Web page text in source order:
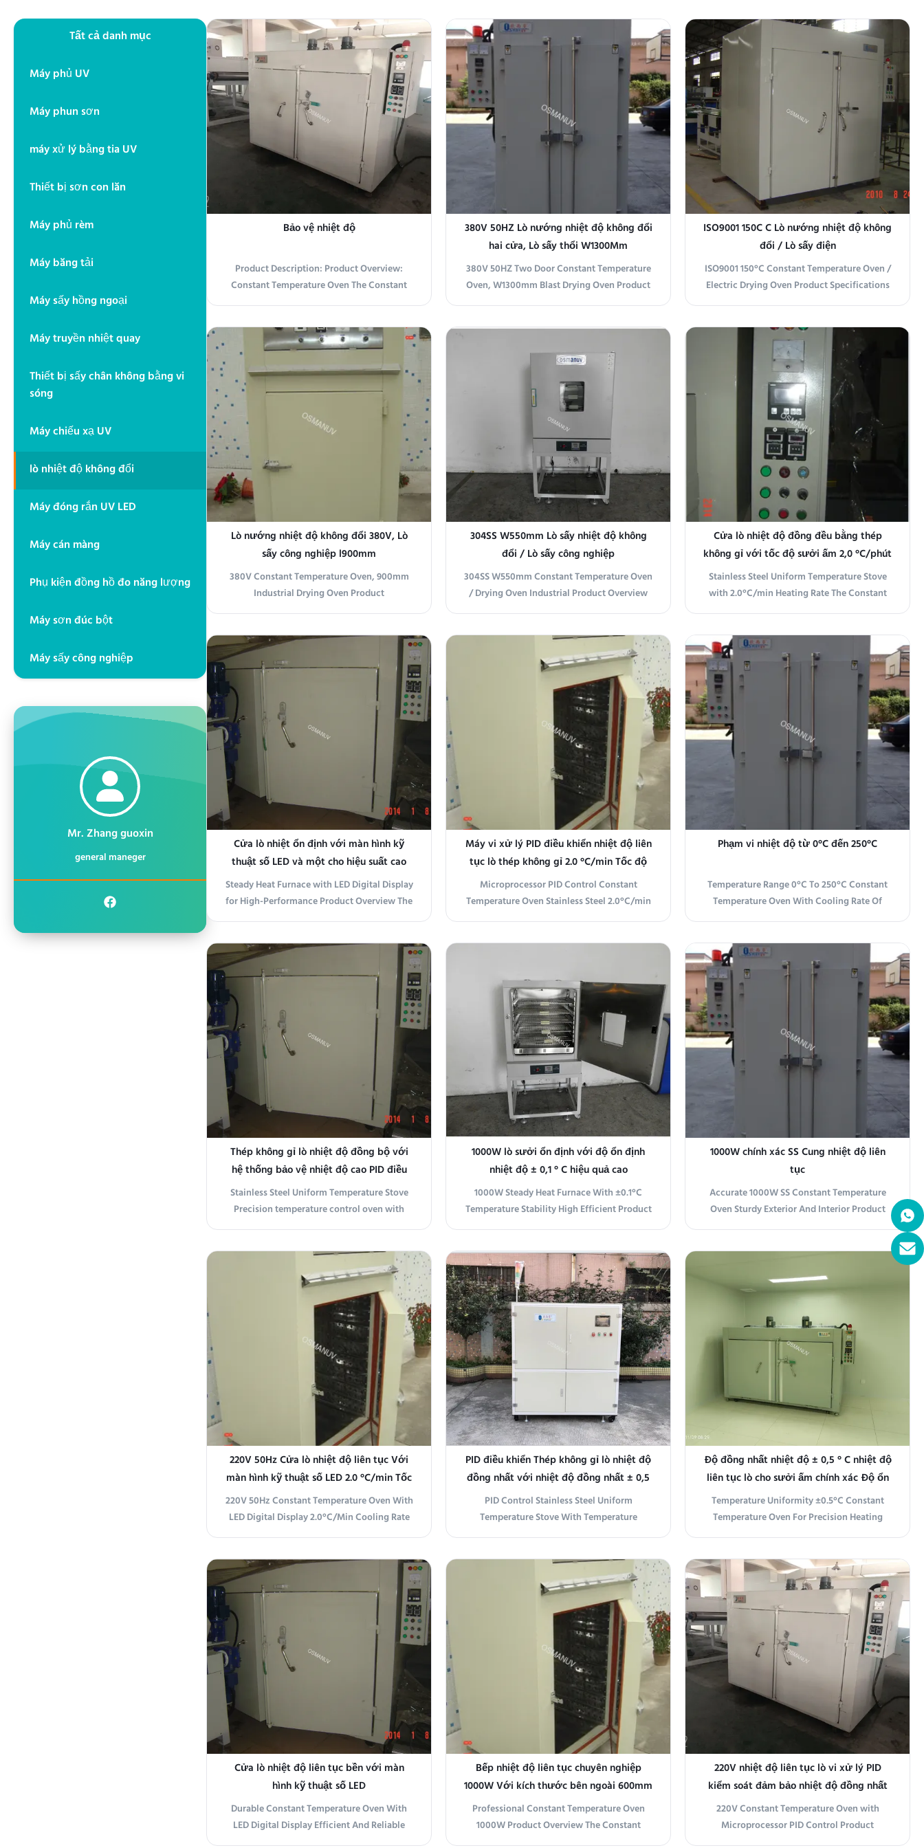
Tất cả danh mục
Máy phủ UV
Máy phun sơn
máy xử lý bằng tia UV
Thiết bị sơn con lăn
Máy phủ rèm
Máy băng tải
Máy sấy hồng ngoại
Máy truyền nhiệt quay
Thiết bị sấy chân không bằng vi
sóng
Máy chiếu xạ UV
lò nhiệt độ không đổi
Máy đóng rắn UV LED
Máy cán màng
Phụ kiện đồng hồ đo năng lượng
Máy sơn đúc bột
Máy sấy công nghiệp
Mr. Zhang guoxin
general maneger
Bảo vệ nhiệt độ
Product Description: Product Overview:
Constant Temperature Oven The Constant
Temperature Oven is a steady heat furnace
temperature-consistent environment for
various heating and drying processes. This
oven is designed to maintain a uniform heat
source, ensuring ...
380V 50HZ Lò nướng nhiệt độ không đổi
hai cửa, Lò sấy thổi W1300Mm
380V 50HZ Two Door Constant Temperature
Oven, W1300mm Blast Drying Oven Product
Specifications Equipment Name GX-RK-23
Supply AC380V 50HZ Internal Dimensions
900mm (width) × 1300mm (depth) × 1650mm
(height) 2 layers total Screen version: 790mm
(min width) - ...
ISO9001 150C C Lò nướng nhiệt độ không
đổi / Lò sấy điện
ISO9001 150°C Constant Temperature Oven /
Electric Drying Oven Product Specifications
Equipment Name OSM-JRKX-(300~2000)DZ
Supply AC380V 50HZ Internal Dimensions
900mm (width) × 1300mm (depth) × 1650mm
(height)2 layers totalScreen version: 790mm
(min width) ...
Lò nướng nhiệt độ không đổi 380V, Lò
sấy công nghiệp l900mm
380V Constant Temperature Oven, 900mm
Industrial Drying Oven Product
Specifications Equipment Name GX-RK-21
Supply AC380V 50HZ Internal Dimensions
900mm (width) × 1300mm (depth) × 1650mm
(height)2 layers totalScreen version: 790mm
(min width) - 880mm (max ...
304SS W550mm Lò sấy nhiệt độ không
đổi / Lò sấy công nghiệp
304SS W550mm Constant Temperature Oven
/ Drying Oven Industrial Product Overview
This industrial constant temperature oven is
numerical testing, research and
development applications. It supports
energy requirements of 50-800MJ/cm² and
can perform repeated ...
Cửa lò nhiệt độ đồng đều bằng thép
không gỉ với tốc độ sưởi ấm 2,0 °C/phút
Stainless Steel Uniform Temperature Stove
with 2.0°C/min Heating Rate The Constant
Temperature Oven is a high-quality
accurate temperature control. It is the ideal
solution for industries and research facilities
that require a uniform heating environment
Cửa lò nhiệt ổn định với màn hình kỹ
thuật số LED và một cho hiệu suất cao
Steady Heat Furnace with LED Digital Display
for High-Performance Product Overview The
Constant Temperature Oven is a highly
meet the needs of various industries for
precise and constant temperature control. It
is essential equipment for research
Máy vi xử lý PID điều khiển nhiệt độ liên
tục lò thép không gỉ 2.0 °C/min Tốc độ
làm mát
Microprocessor PID Control Constant
Temperature Oven Stainless Steel 2.0°C/min
Cooling Rate Product Overview The Constant
With its digital temperature control and
efficient ...
Phạm vi nhiệt độ từ 0°C đến 250°C
Temperature Range 0°C To 250°C Constant
Temperature Oven With Cooling Rate Of
2.0°C/min Product Overview This Constant
temperature consistency and accuracy for
various heating and curing applications.
Ideal for research, electronics, food
Thép không gỉ lò nhiệt độ đồng bộ với
hệ thống bảo vệ nhiệt độ cao PID điều
khiển
Stainless Steel Uniform Temperature Stove
Precision temperature control oven with
over-temperature protection system and PID
laboratory, research, and industrial
applications requiring exceptional
temperature stability. Product Overview The
Constant Temperature ...
1000W lò sưởi ổn định với độ ổn định
nhiệt độ ± 0,1 ° C hiệu quả cao
1000W Steady Heat Furnace With ±0.1°C
Temperature Stability High Efficient Product
Overview The Constant Temperature Oven,
Uniform-Heat Oven, is a highly efficient
laboratory equipment designed to maintain
stable temperature for various experiments
and processes. ...
1000W chính xác SS Cung nhiệt độ liên
tục
Accurate 1000W SS Constant Temperature
Oven Sturdy Exterior And Interior Product
Overview The Constant Temperature Oven is
With its powerful 1000W heating element
and advanced technology, this oven meets
the ...
220V 50Hz Cửa lò nhiệt độ liên tục Với
màn hình kỹ thuật số LED 2.0 °C/min Tốc
độ làm mát
220V 50Hz Constant Temperature Oven With
LED Digital Display 2.0°C/Min Cooling Rate
Product Overview The Constant Temperature
temperature control for industrial and
laboratory applications. Featuring advanced
Microprocessor PID Control, this oven
PID điều khiển Thép không gỉ lò nhiệt độ
đồng nhất với nhiệt độ đồng nhất ± 0,5
°C
PID Control Stainless Steel Uniform
Temperature Stove With Temperature
Uniformity ±0.5°C Product Overview The
and reliable industrial oven designed for
precision temperature control applications.
Constructed with a durable stainless steel
exterior (600mm × ...
Độ đồng nhất nhiệt độ ± 0,5 ° C nhiệt độ
liên tục lò cho sưởi ấm chính xác Độ ổn
định cao
Temperature Uniformity ±0.5°C Constant
Temperature Oven For Precision Heating
High Stability This Constant Temperature
and stability, making it ideal for a variety of
applications. The oven features an
impressive ±0.5°C temperature uniformity
and power of ...
Cửa lò nhiệt độ liên tục bền với màn
hình kỹ thuật số LED
Durable Constant Temperature Oven With
LED Digital Display Efficient And Reliable
Constant Temperature Oven The Constant
Bếp nhiệt độ liên tục chuyên nghiệp
1000W Với kích thước bên ngoài 600mm
X 600mm X 800mm
Professional Constant Temperature Oven
1000W Product Overview The Constant
Temperature Oven provides reliable,
220V nhiệt độ liên tục lò vi xử lý PID
kiểm soát đảm bảo nhiệt độ đồng nhất
trong lò nhiệt ổn định
220V Constant Temperature Oven with
Microprocessor PID Control Product
Overview This Constant Temperature Oven